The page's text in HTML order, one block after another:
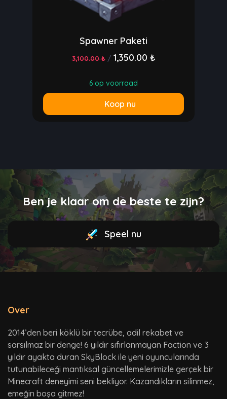
Spawner Paketi
3,100.00 ₺ / 1,350.00 ₺
6 op voorraad
Koop nu
Ben je klaar om de beste te zijn?
Speel nu
Over
2014’den beri köklü bir tecrübe, adil rekabet ve
sarsılmaz bir denge! 6 yıldır sıfırlanmayan Faction ve 3
yıldır ayakta duran SkyBlock ile yeni oyuncularında
tutunabileceği mantıksal güncellemelerimizle gerçek bir
Minecraft deneyimi seni bekliyor. Kazandıkların silinmez,
emeğin boşa gitmez!